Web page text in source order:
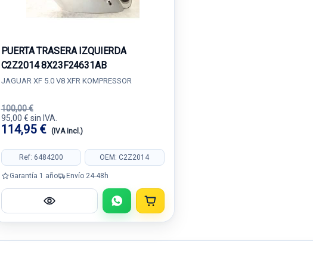
PUERTA TRASERA IZQUIERDA
C2Z2014 8X23F24631AB
JAGUAR XF 5.0 V8 XFR KOMPRESSOR
100,00 €
95,00 € sin IVA.
114,95 € (IVA incl.)
Ref: 6484200 OEM: C2Z2014
Garantía 1 año Envío 24-48h